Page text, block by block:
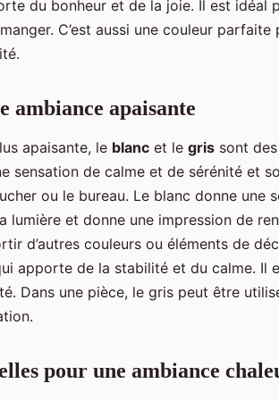
du bonheur et de la joie. Il est idéal
C’est aussi une couleur parfaite
ambiance apaisante
apaisante, le blanc et le gris sont
sensation de calme et de sérénité et
ou le bureau. Le blanc donne une
et donne une impression de
d’autres couleurs ou éléments de
apporte de la stabilité et du calme. Il
Dans une pièce, le gris peut être
pour une ambiance